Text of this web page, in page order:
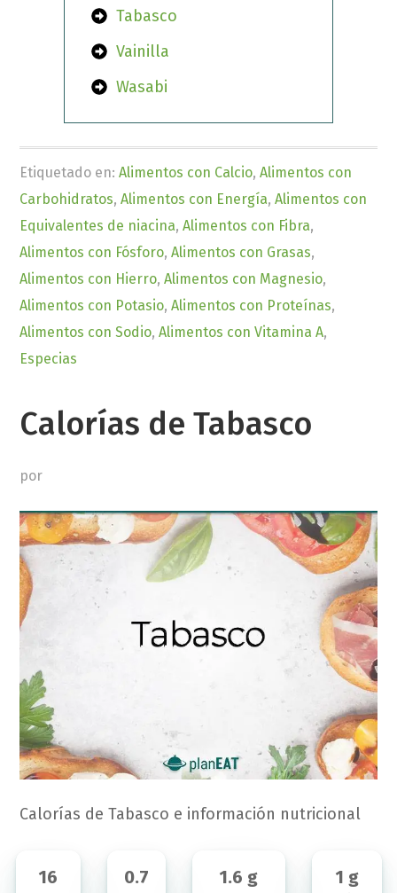
Tabasco
Vainilla
Wasabi
Etiquetado en:Alimentos con Calcio,Alimentos con
Carbohidratos,Alimentos con Energía,Alimentos con
Equivalentes de niacina,Alimentos con Fibra,
Alimentos con Fósforo,Alimentos con Grasas,
Alimentos con Hierro,Alimentos con Magnesio,
Alimentos con Potasio,Alimentos con Proteínas,
Alimentos con Sodio,Alimentos con Vitamina A,
Especias
Calorías de Tabasco
por
Calorías de Tabasco e información nutricional
16
0.7
1.6 g 1 g